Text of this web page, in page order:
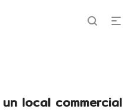
local commercial